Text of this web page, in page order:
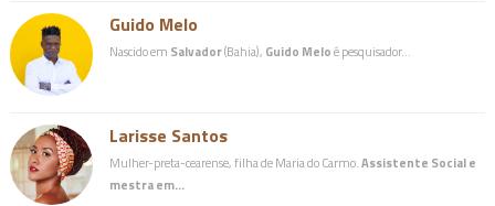
Guido Melo
Nascido em Salvador(Bahia), Guido Meloé pesquisador…
Larisse Santos
Mulher-preta-cearense, filha de Maria do Carmo.Assistente Social e
mestra em…